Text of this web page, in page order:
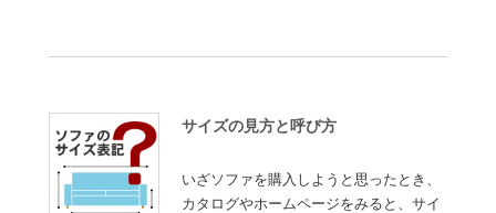
サイズの見方と呼び方
いざソファを購入しようと思ったとき、
カタログやホームページをみると、サイ